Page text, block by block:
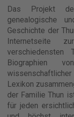
Das Projekt
genealogische
Geschichte der
Internetseite
verschiedensten
Biographien
Lexikon
der Familie Thun
für jeden